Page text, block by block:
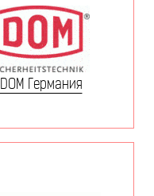
DOM Германия